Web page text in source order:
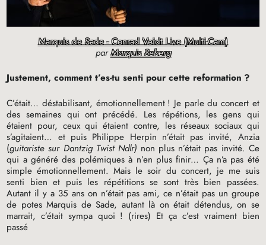
Marquis de Sade - Conrad Veidt Live (Multi-Cam)
parMarquis Seberg
Justement, comment t’es-tu senti pour cette reformation ?
C’était… déstabilisant, émotionnellement ! Je parle du concert et
des semaines qui ont précédé. Les répétions, les gens qui
étaient pour, ceux qui étaient contre, les réseaux sociaux qui
s’agitaient… et puis Philippe Herpin n’était pas invité, Anzia
(guitariste sur Dantzig Twist Ndlr) non plus n’était pas invité. Ce
qui a généré des polémiques à n’en plus finir… Ça n’a pas été
simple émotionnellement. Mais le soir du concert, je me suis
senti bien et puis les répétitions se sont très bien passées.
Autant il y a 35 ans on n’était pas ami, ce n’était pas un groupe
de potes Marquis de Sade, autant là on était détendus, on se
marrait, c’était sympa quoi ! (rires) Et ça c’est vraiment bien
passé